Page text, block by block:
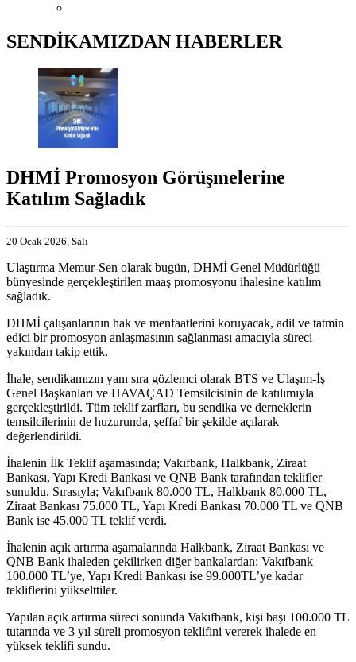
SENDİKAMIZDAN HABERLER
DHMİ Promosyon Görüşmelerine
Katılım Sağladık
20 Ocak 2026, Salı
Ulaştırma Memur-Sen olarak bugün, DHMİ Genel Müdürlüğü
bünyesinde gerçekleştirilen maaş promosyonu ihalesine katılım
sağladık.
DHMİ çalışanlarının hak ve menfaatlerini koruyacak, adil ve tatmin
edici bir promosyon anlaşmasının sağlanması amacıyla süreci
yakından takip ettik.
İhale, sendikamızın yanı sıra gözlemci olarak BTS ve Ulaşım-İş
Genel Başkanları ve HAVAÇAD Temsilcisinin de katılımıyla
gerçekleştirildi. Tüm teklif zarfları, bu sendika ve derneklerin
temsilcilerinin de huzurunda, şeffaf bir şekilde açılarak
değerlendirildi.
İhalenin İlk Teklif aşamasında; Vakıfbank, Halkbank, Ziraat
Bankası, Yapı Kredi Bankası ve QNB Bank tarafından teklifler
sunuldu. Sırasıyla; Vakıfbank 80.000 TL, Halkbank 80.000 TL,
Ziraat Bankası 75.000 TL, Yapı Kredi Bankası 70.000 TL ve QNB
Bank ise 45.000 TL teklif verdi.
İhalenin açık artırma aşamalarında Halkbank, Ziraat Bankası ve
QNB Bank ihaleden çekilirken diğer bankalardan; Vakıfbank
100.000 TL’ye, Yapı Kredi Bankası ise 99.000TL’ye kadar
tekliflerini yükselttiler.
Yapılan açık artırma süreci sonunda Vakıfbank, kişi başı 100.000 TL
tutarında ve 3 yıl süreli promosyon teklifini vererek ihalede en
yüksek teklifi sundu.